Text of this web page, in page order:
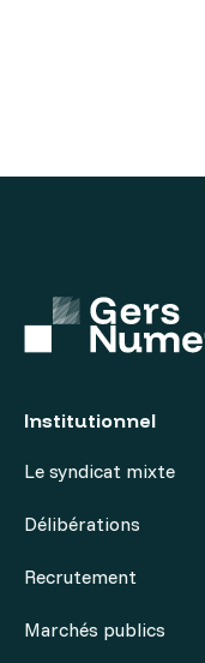
Institutionnel
Le syndicat mixte
Délibérations
Recrutement
Marchés publics